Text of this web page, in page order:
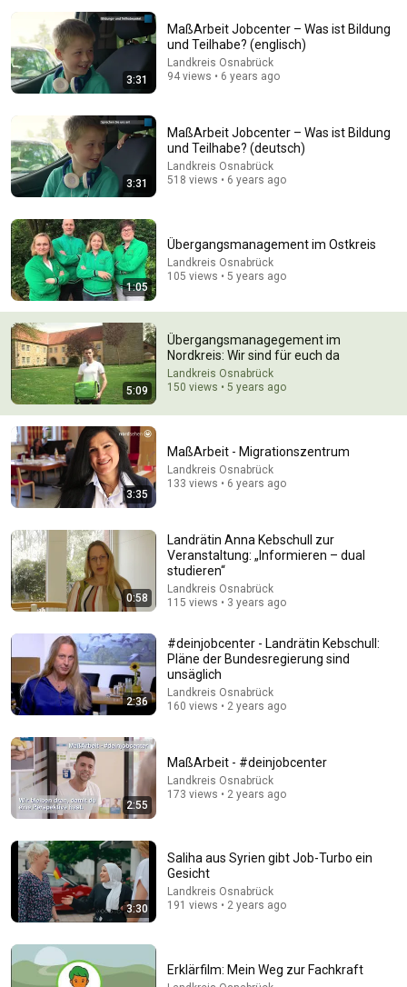
25:18
What a Stroke Looks Like the Day Before It Hits Early
Warning Signs You Should Never Ignore
Osnabrück 6.05.2025 in 4K – Innenstadt &
Einkaufspassage
Straßenleben. • 5.5K views
The $4 Amish Fix for a Deadly Hot House (Save
$3000 This Summer)
Elias Yoder • 1.7M views
3:31
MaßArbeit Jobcenter – Was ist Bildung
und Teilhabe? (englisch)
Landkreis Osnabrück
94 views • 6 years ago
3:31
MaßArbeit Jobcenter – Was ist Bildung
und Teilhabe? (deutsch)
Landkreis Osnabrück
518 views • 6 years ago
1:05
Übergangsmanagement im Ostkreis
Landkreis Osnabrück
105 views • 5 years ago
5:09
Übergangsmanagegement im
Nordkreis: Wir sind für euch da
Landkreis Osnabrück
150 views • 5 years ago
3:35
MaßArbeit - Migrationszentrum
Landkreis Osnabrück
133 views • 6 years ago
0:58
Landrätin Anna Kebschull zur
Veranstaltung: „Informieren – dual
studieren“
Landkreis Osnabrück
115 views • 3 years ago
2:36
#deinjobcenter - Landrätin Kebschull:
Pläne der Bundesregierung sind
unsäglich
Landkreis Osnabrück
160 views • 2 years ago
2:55
MaßArbeit - #deinjobcenter
Landkreis Osnabrück
173 views • 2 years ago
3:30
Saliha aus Syrien gibt Job-Turbo ein
Gesicht
Landkreis Osnabrück
191 views • 2 years ago
Erklärfilm: Mein Weg zur Fachkraft